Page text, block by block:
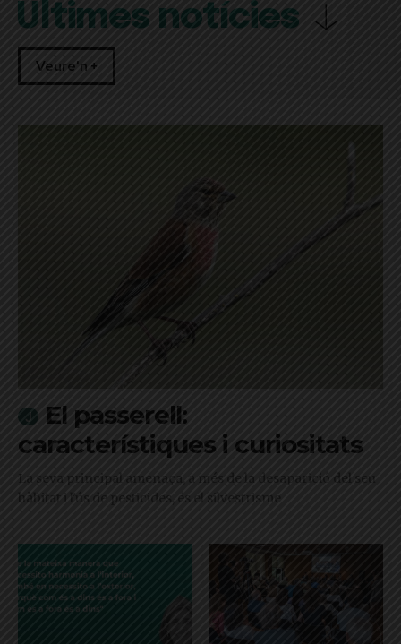
Últimes notícies
Veure'n +
El passerell:
característiques i curiositats
La seva principal amenaça, a més de la desaparició del seu
hàbitat i l'ús de pesticides, és el silvestrisme